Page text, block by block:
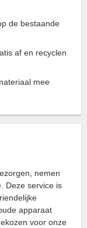
de bestaande
af en recyclen
mee
nemen
Deze service is
apparaat
voor onze